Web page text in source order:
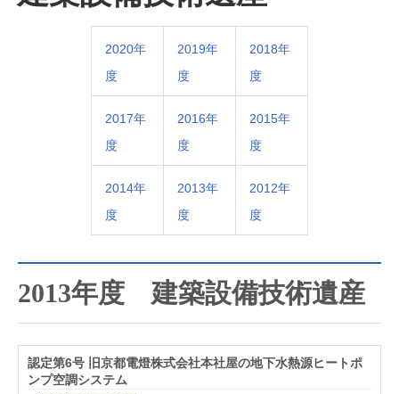
2020年
度
2019年
度
2018年
度
2017年
度
2016年
度
2015年
度
2014年
度
2013年
度
2012年
度
2013年度 建築設備技術遺産
認定第6号 旧京都電燈株式会社本社屋の地下水熱源ヒートポ
ンプ空調システム